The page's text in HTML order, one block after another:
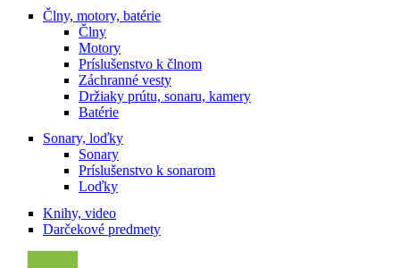
Člny, motory, batérie
Člny
Motory
Príslušenstvo k člnom
Záchranné vesty
Držiaky prútu, sonaru, kamery
Batérie
Sonary, loďky
Sonary
Príslušenstvo k sonarom
Loďky
Knihy, video
Darčekové predmety